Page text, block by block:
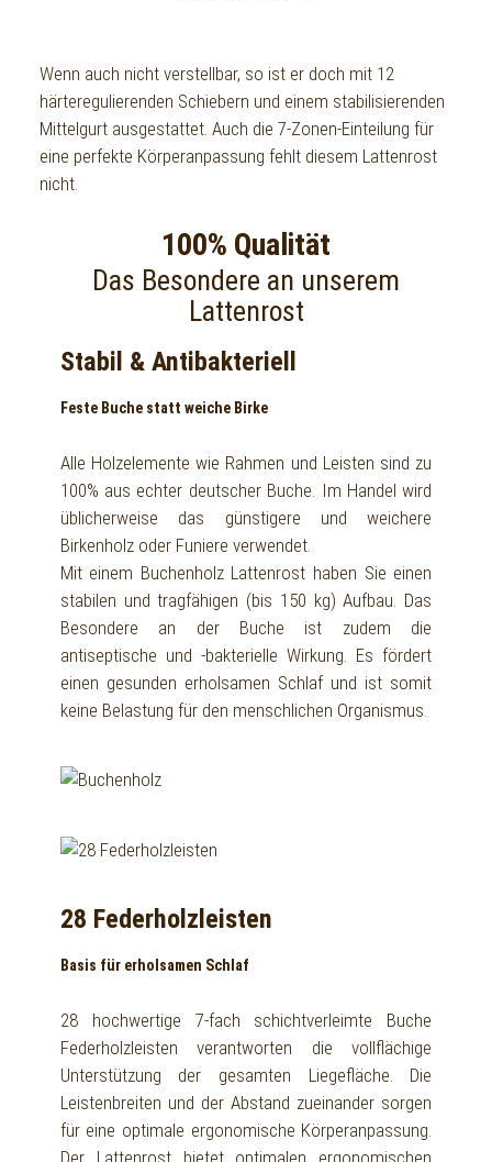
Wenn auch nicht verstellbar, so ist er doch mit 12
härteregulierenden Schiebern und einem stabilisierenden
Mittelgurt ausgestattet. Auch die 7-Zonen-Einteilung für
eine perfekte Körperanpassung fehlt diesem Lattenrost
nicht.
100% Qualität
Das Besondere an unserem
Lattenrost
Stabil & Antibakteriell
Feste Buche statt weiche Birke
Alle Holzelemente wie Rahmen und Leisten sind zu
100% aus echter deutscher Buche. Im Handel wird
üblicherweise das günstigere und weichere
Birkenholz oder Funiere verwendet.
Mit einem Buchenholz Lattenrost haben Sie einen
stabilen und tragfähigen (bis 150 kg) Aufbau. Das
Besondere an der Buche ist zudem die
antiseptische und -bakterielle Wirkung. Es fördert
einen gesunden erholsamen Schlaf und ist somit
keine Belastung für den menschlichen Organismus.
28 Federholzleisten
Basis für erholsamen Schlaf
28 hochwertige 7-fach schichtverleimte Buche
Federholzleisten verantworten die vollflächige
Unterstützung der gesamten Liegefläche. Die
Leistenbreiten und der Abstand zueinander sorgen
für eine optimale ergonomische Körperanpassung.